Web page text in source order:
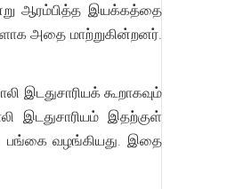
ஆரம்பித்த இயக்கத்தை
அதை மாற்றுகின்றனர்.
இடதுசாரியக் கூறாகவும்
இடதுசாரியம் இதற்குள்
பங்கை வழங்கியது. இதை